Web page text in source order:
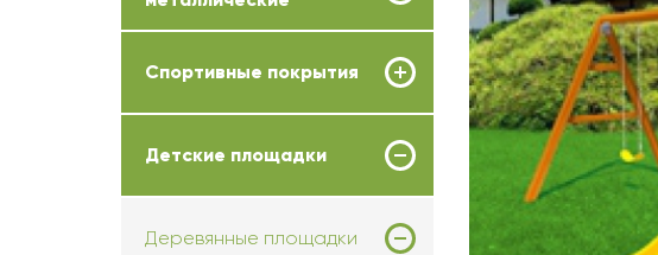
Спортивные покрытия
Детские площадки
Деревянные площадки